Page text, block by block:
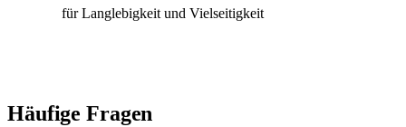
für Langlebigkeit und Vielseitigkeit
Häufige Fragen